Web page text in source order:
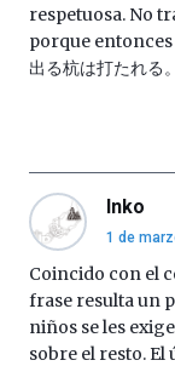
respetuosa. No
porque
出る杭は打たれる。
Inko
1 de
Coincido con el
frase resulta un
niños se les
sobre el resto. El